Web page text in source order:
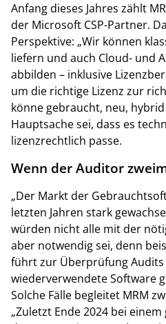
Anfang dieses Jahres zählt
der Microsoft CSP-Partner.
Perspektive: „Wir können
liefern und auch Cloud- und
abbilden – inklusive
um die richtige Lizenz zur
könne gebraucht, neu,
Hauptsache sei, dass es
lizenzrechtlich passe.
Wenn der Auditor
„Der Markt der
letzten Jahren stark
würden nicht alle mit der
aber notwendig sei, denn
führt zur Überprüfung Audits
wiederverwendete Software
Solche Fälle begleitet MRM
„Zuletzt Ende 2024 bei